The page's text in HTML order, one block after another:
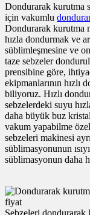
Dondurarak kurutma
için vakumlu
Dondurarak kurutma
hızla dondurmak ve
süblimleşmesine ve
taze sebzeler
prensibine göre,
ekipmanlarının hızlı
biliyoruz. Hızlı
sebzelerdeki suyu
daha büyük buz
vakum yapabilme
sebzeleri makinesi
süblimasyonunun
süblimasyonun daha
Sebzeleri dondurarak